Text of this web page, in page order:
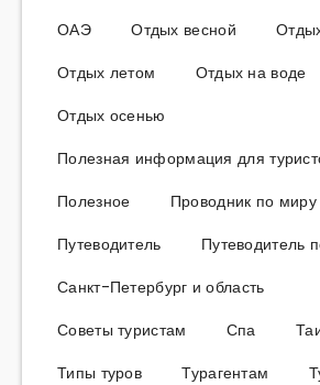
ОАЭ
Отдых весной
Отдых летом
Отдых на воде
Отдых осенью
Полезная информация для
Полезное
Проводник по миру
Путеводитель
Путеводитель
Санкт-Петербург и область
Советы туристам
Спа
Типы туров
Турагентам